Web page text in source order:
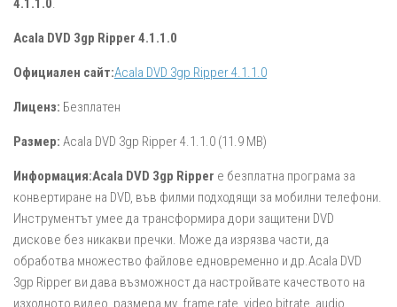
4.1.1.0.
Acala DVD 3gp Ripper 4.1.1.0
Официален сайт:Acala DVD 3gp Ripper 4.1.1.0
Лиценз: Безплатен
Размер: Acala DVD 3gp Ripper 4.1.1.0 (11.9 MB)
Информация:Acala DVD 3gp Ripper е безплатна програма за
конвертиране на DVD, във филми подходящи за мобилни телефони.
Инструментът умее да трансформира дори защитени DVD
дискове без никакви пречки. Може да изрязва части, да
обработва множество файлове едновременно и др.Acala DVD
3gp Ripper ви дава възможност да настройвате качеството на
изходното видео, размера му, frame rate, video bitrate, audio